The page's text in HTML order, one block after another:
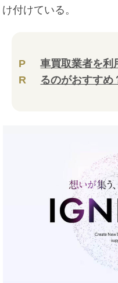
け付けている。
P
R
車買取業者を利
るのがおすすめ